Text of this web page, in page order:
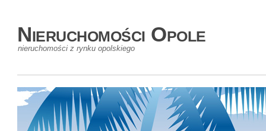
Nieruchomości Opole
nieruchomości z rynku opolskiego